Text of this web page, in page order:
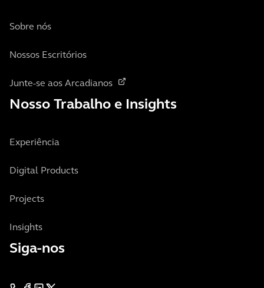
Sobre nós
Nossos Escritórios
Junte-se aos Arcadianos
Nosso Trabalho e Insights
Experiência
Digital Products
Projects
Insights
Siga-nos